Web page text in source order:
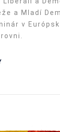
a Mladí
v